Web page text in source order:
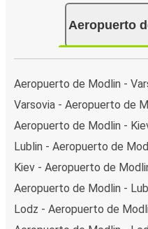
Aeropuerto
Aeropuerto de Modlin -
Varsovia - Aeropuerto de
Aeropuerto de Modlin -
Lublin - Aeropuerto de
Kiev - Aeropuerto de
Aeropuerto de Modlin -
Lodz - Aeropuerto de